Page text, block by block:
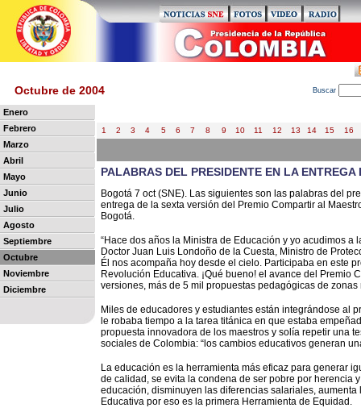
Octubre de 2004 Buscar
Enero
Febrero
Marzo
Abril
Mayo
Junio
Julio
Agosto
Septiembre
Octubre
Noviembre
Diciembre
1 2 3 4 5 6 7 8 9 10 11 12 13 14 15 16
PALABRAS DEL PRESIDENTE EN LA
Bogotá 7 oct (SNE). Las siguientes son las palabras del
entrega de la sexta versión del Premio Compartir al
Bogotá.
“Hace dos años la Ministra de Educación y yo acudimos
Doctor Juan Luis Londoño de la Cuesta, Ministro de
Él nos acompaña hoy desde el cielo. Participaba en este
Revolución Educativa. ¡Qué bueno! el avance del Premio
versiones, más de 5 mil propuestas pedagógicas de
Miles de educadores y estudiantes están integrándose al
le robaba tiempo a la tarea titánica en que estaba
propuesta innovadora de los maestros y solía repetir una
sociales de Colombia: “los cambios educativos generan
La educación es la herramienta más eficaz para generar
de calidad, se evita la condena de ser pobre por herencia
educación, disminuyen las diferencias salariales,
Educativa por eso es la primera Herramienta de Equidad.